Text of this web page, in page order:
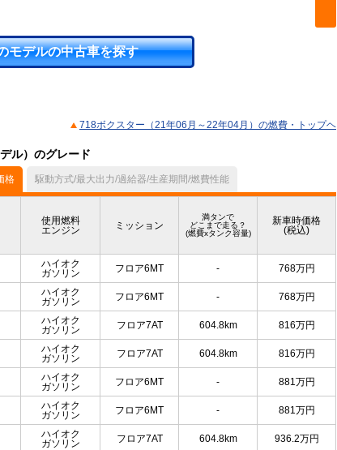
モデルの中古車を探す
718ボクスター（21年06月～22年04月）の燃費・トップヘ
ル）のグレード
格 駆動方式/最大出力/過給器/生産期間/燃費性能
使用燃料
エンジン
ミッション
満タンで
どこまで走る？
(燃費xタンク容量)
新車時価格
(税込)
ハイオク
ガソリン
フロア6MT - 768万円
ハイオク
ガソリン
フロア6MT - 768万円
ハイオク
ガソリン
フロア7AT 604.8km 816万円
ハイオク
ガソリン
フロア7AT 604.8km 816万円
ハイオク
ガソリン
フロア6MT - 881万円
ハイオク
ガソリン
フロア6MT - 881万円
ハイオク
ガソリン
フロア7AT 604.8km 936.2万円